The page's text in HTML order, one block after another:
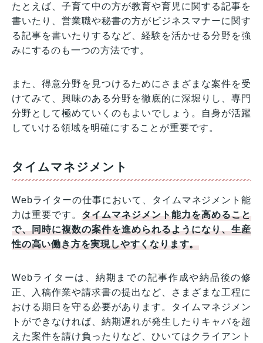
たとえば、子育て中の方が教育や育児に関する記事を
書いたり、営業職や秘書の方がビジネスマナーに関す
る記事を書いたりするなど、経験を活かせる分野を強
みにするのも一つの方法です。
また、得意分野を見つけるためにさまざまな案件を受
けてみて、興味のある分野を徹底的に深堀りし、専門
分野として極めていくのもよいでしょう。自身が活躍
していける領域を明確にすることが重要です。
タイムマネジメント
Webライターの仕事において、タイムマネジメント能
力は重要です。タイムマネジメント能力を高めること
で、同時に複数の案件を進められるようになり、生産
性の高い働き方を実現しやすくなります。
Webライターは、納期までの記事作成や納品後の修
正、入稿作業や請求書の提出など、さまざまな工程に
おける期日を守る必要があります。タイムマネジメン
トができなければ、納期遅れが発生したりキャパを超
えた案件を請け負ったりなど、ひいてはクライアント